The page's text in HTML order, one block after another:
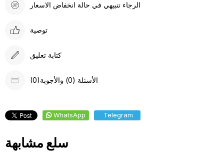
الرجاء تنبيهي في حالة انخفاض الاسعار
توصية
كتابة تعليق
(0)الأسئلة (0) والأجوبة
WhatsApp Telegram
سلع مشابهة